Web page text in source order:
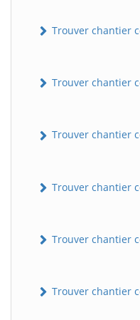
Trouver chantier
Trouver chantier
Trouver chantier
Trouver chantier
Trouver chantier
Trouver chantier
Assistant en ligne